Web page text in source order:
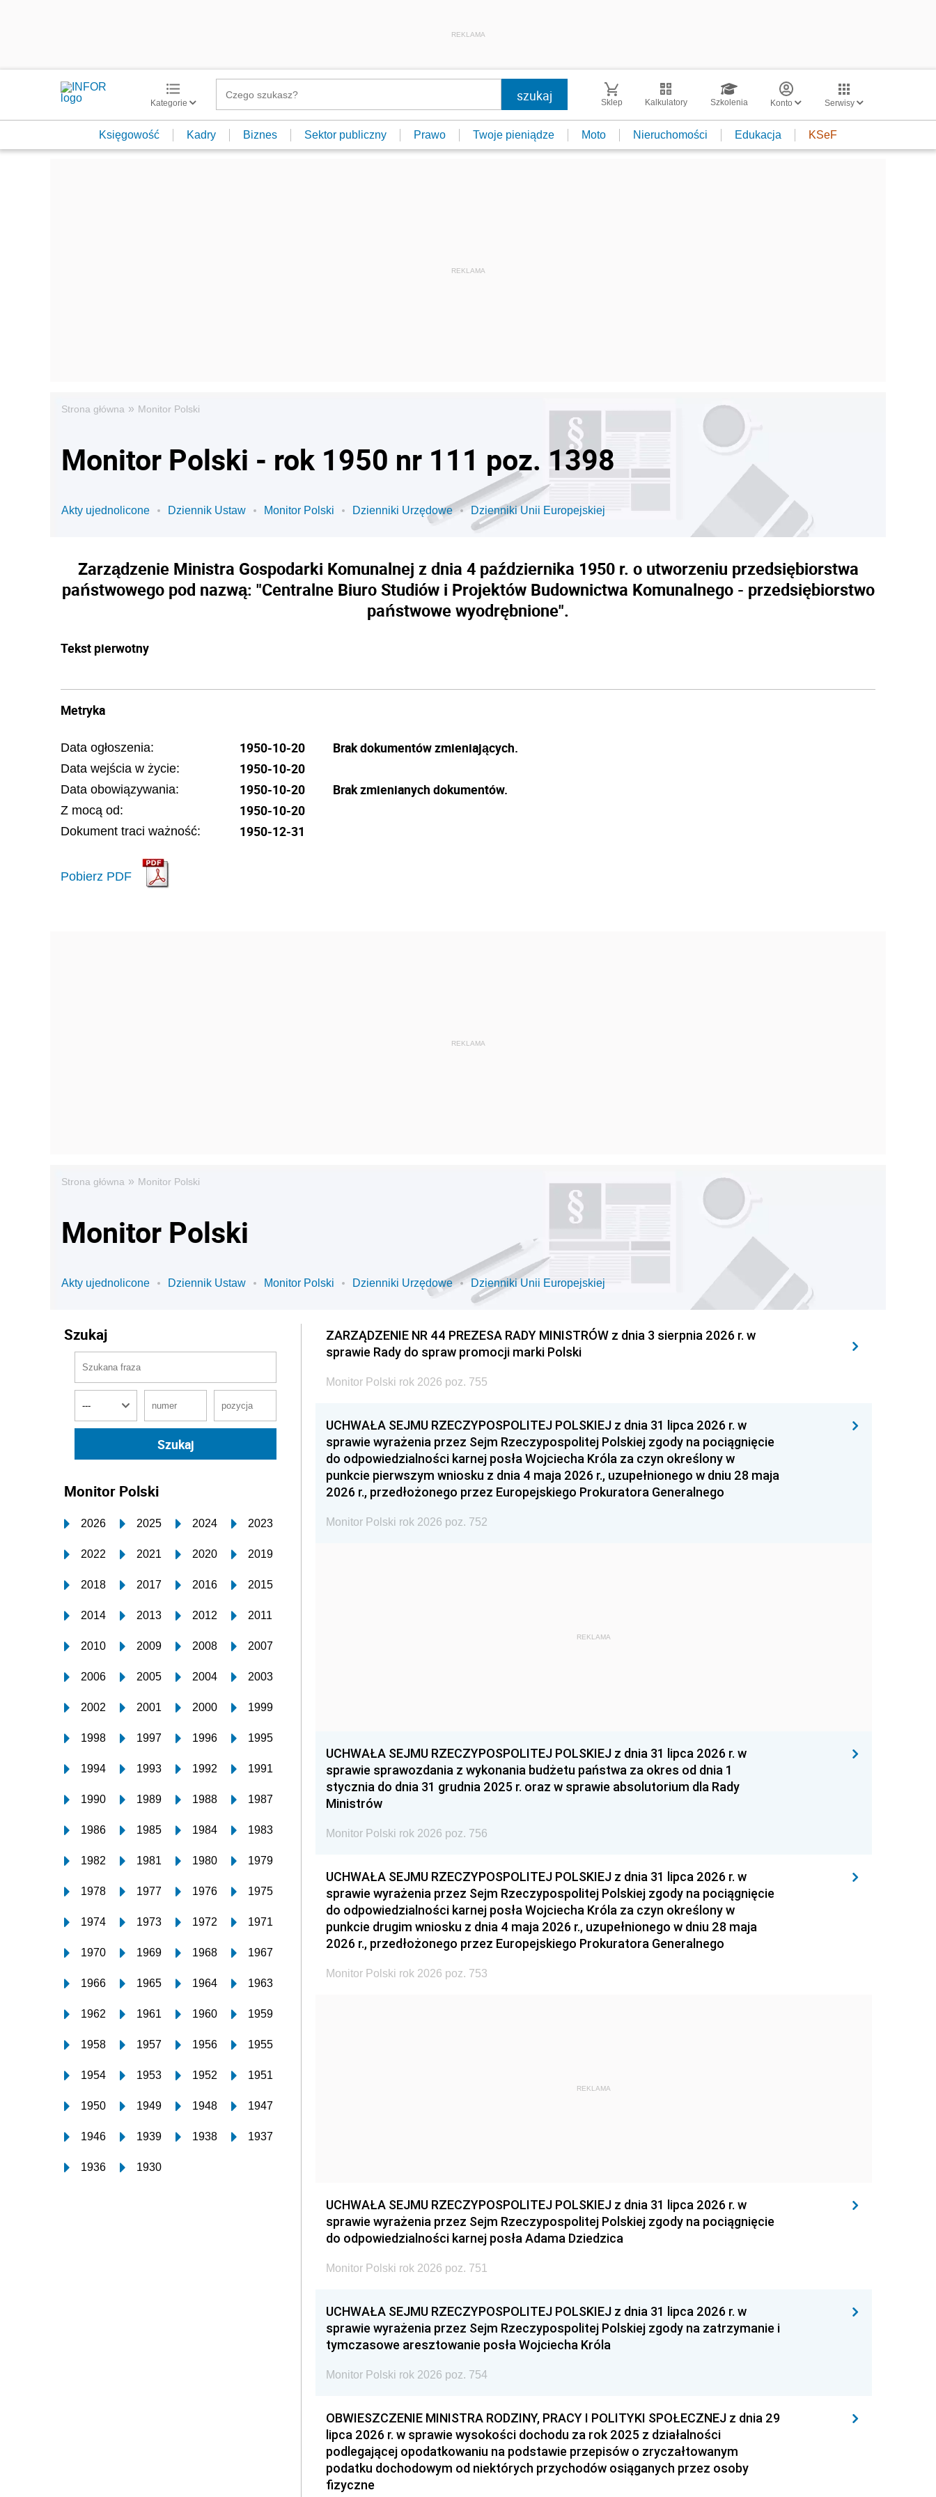
REKLAMA
Kategorie Sklep Kalkulatory Szkolenia Konto Serwisy
Księgowość Kadry Biznes Sektor publiczny Prawo Twoje pieniądze Moto Nieruchomości Edukacja KSeF
Strona główna » Monitor Polski
Monitor Polski - rok 1950 nr 111 poz. 1398
Akty ujednolicone Dziennik Ustaw Monitor Polski Dzienniki Urzędowe Dzienniki Unii Europejskiej
Zarządzenie Ministra Gospodarki Komunalnej z dnia 4 października 1950 r. o utworzeniu przedsiębiorstwa
państwowego pod nazwą: "Centralne Biuro Studiów i Projektów Budownictwa Komunalnego - przedsiębiorstwo
państwowe wyodrębnione".
Tekst pierwotny
Metryka
Data ogłoszenia: 1950-10-20
Data wejścia w życie: 1950-10-20
Data obowiązywania: 1950-10-20
Z mocą od: 1950-10-20
Dokument traci ważność: 1950-12-31
Pobierz PDF
Brak dokumentów zmieniających.
Brak zmienianych dokumentów.
Strona główna » Monitor Polski
Monitor Polski
Akty ujednolicone Dziennik Ustaw Monitor Polski Dzienniki Urzędowe Dzienniki Unii Europejskiej
Szukaj
Monitor Polski
2026 2025 2024 2023
2022 2021 2020 2019
2018 2017 2016 2015
2014 2013 2012 2011
2010 2009 2008 2007
2006 2005 2004 2003
2002 2001 2000 1999
1998 1997 1996 1995
1994 1993 1992 1991
1990 1989 1988 1987
1986 1985 1984 1983
1982 1981 1980 1979
1978 1977 1976 1975
1974 1973 1972 1971
1970 1969 1968 1967
1966 1965 1964 1963
1962 1961 1960 1959
1958 1957 1956 1955
1954 1953 1952 1951
1950 1949 1948 1947
1946 1939 1938 1937
1936 1930
ZARZĄDZENIE NR 44 PREZESA RADY MINISTRÓW z dnia 3 sierpnia 2026 r. w
sprawie Rady do spraw promocji marki Polski
Monitor Polski rok 2026 poz. 755
UCHWAŁA SEJMU RZECZYPOSPOLITEJ POLSKIEJ z dnia 31 lipca 2026 r. w
sprawie wyrażenia przez Sejm Rzeczypospolitej Polskiej zgody na pociągnięcie
do odpowiedzialności karnej posła Wojciecha Króla za czyn określony w
punkcie pierwszym wniosku z dnia 4 maja 2026 r., uzupełnionego w dniu 28 maja
2026 r., przedłożonego przez Europejskiego Prokuratora Generalnego
Monitor Polski rok 2026 poz. 752
REKLAMA
UCHWAŁA SEJMU RZECZYPOSPOLITEJ POLSKIEJ z dnia 31 lipca 2026 r. w
sprawie sprawozdania z wykonania budżetu państwa za okres od dnia 1
stycznia do dnia 31 grudnia 2025 r. oraz w sprawie absolutorium dla Rady
Ministrów
Monitor Polski rok 2026 poz. 756
UCHWAŁA SEJMU RZECZYPOSPOLITEJ POLSKIEJ z dnia 31 lipca 2026 r. w
sprawie wyrażenia przez Sejm Rzeczypospolitej Polskiej zgody na pociągnięcie
do odpowiedzialności karnej posła Wojciecha Króla za czyn określony w
punkcie drugim wniosku z dnia 4 maja 2026 r., uzupełnionego w dniu 28 maja
2026 r., przedłożonego przez Europejskiego Prokuratora Generalnego
Monitor Polski rok 2026 poz. 753
REKLAMA
UCHWAŁA SEJMU RZECZYPOSPOLITEJ POLSKIEJ z dnia 31 lipca 2026 r. w
sprawie wyrażenia przez Sejm Rzeczypospolitej Polskiej zgody na pociągnięcie
do odpowiedzialności karnej posła Adama Dziedzica
Monitor Polski rok 2026 poz. 751
UCHWAŁA SEJMU RZECZYPOSPOLITEJ POLSKIEJ z dnia 31 lipca 2026 r. w
sprawie wyrażenia przez Sejm Rzeczypospolitej Polskiej zgody na zatrzymanie i
tymczasowe aresztowanie posła Wojciecha Króla
Monitor Polski rok 2026 poz. 754
OBWIESZCZENIE MINISTRA RODZINY, PRACY I POLITYKI SPOŁECZNEJ z dnia 29
lipca 2026 r. w sprawie wysokości dochodu za rok 2025 z działalności
podlegającej opodatkowaniu na podstawie przepisów o zryczałtowanym
podatku dochodowym od niektórych przychodów osiąganych przez osoby
fizyczne